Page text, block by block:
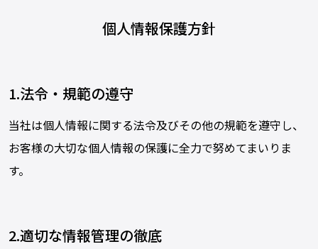
個人情報保護方針
1.法令・規範の遵守
当社は個人情報に関する法令及びその他の規範を遵守し、
お客様の大切な個人情報の保護に全力で努めてまいりま
す。
2.適切な情報管理の徹底